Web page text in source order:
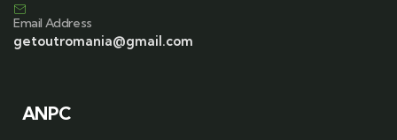
Email Address
getoutromania@gmail.com
ANPC